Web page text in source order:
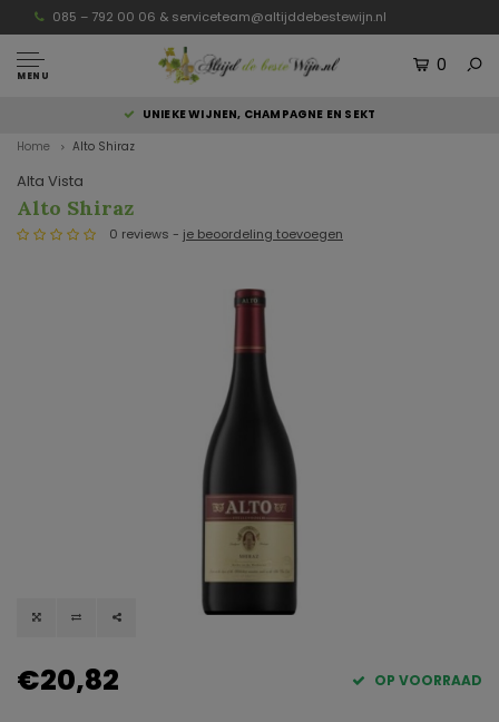
085 – 792 00 06 & serviceteam@altijddebestewijn.nl
MENU
0
UNIEKE WIJNEN, CHAMPAGNE EN SEKT
Home Alto Shiraz
Alta Vista
Alto Shiraz
0 reviews - je beoordeling toevoegen
€20,82 OP VOORRAAD